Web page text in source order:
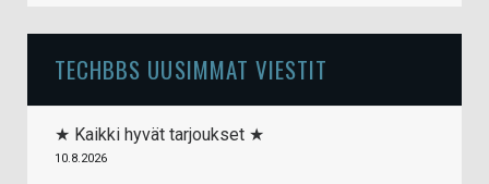
TECHBBS UUSIMMAT VIESTIT
★ Kaikki hyvät tarjoukset ★
10.8.2026